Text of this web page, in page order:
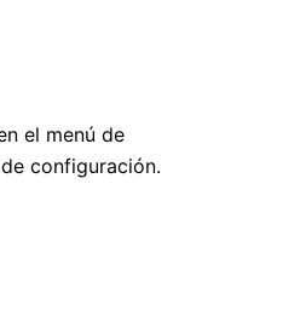
el menú de
configuración.